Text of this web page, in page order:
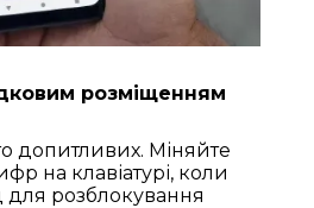
розміщенням
допитливих. Міняйте
на клавіатурі, коли
розблокування